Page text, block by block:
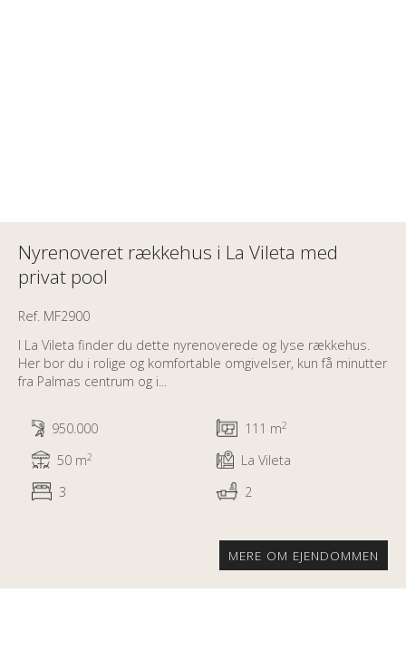
Nyrenoveret rækkehus i La Vileta med
privat pool
Ref. MF2900
I La Vileta finder du dette nyrenoverede og lyse rækkehus.
Her bor du i rolige og komfortable omgivelser, kun få minutter
fra Palmas centrum og i...
950.000 111 m2
50 m2
La Vileta
3
2
MERE OM EJENDOMMEN